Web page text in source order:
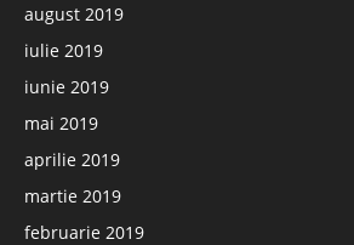
august 2019
iulie 2019
iunie 2019
mai 2019
aprilie 2019
martie 2019
februarie 2019